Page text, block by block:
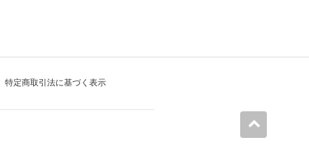
特定商取引法に基づく表示